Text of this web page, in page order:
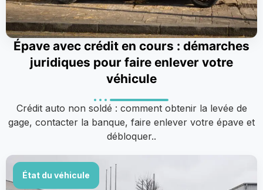
Épave avec crédit en cours : démarches
juridiques pour faire enlever votre
véhicule
Crédit auto non soldé : comment obtenir la levée de
gage, contacter la banque, faire enlever votre épave et
débloquer..
État du véhicule